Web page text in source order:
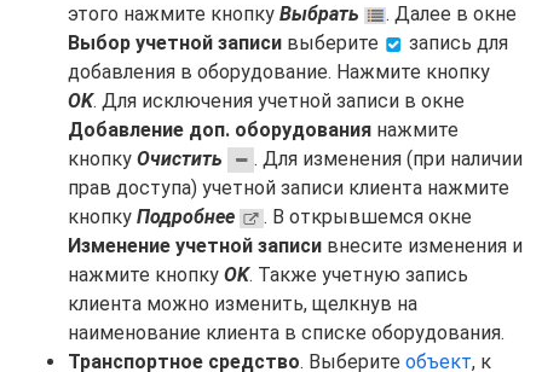
этого нажмите кнопку Выбрать
. Далее в окне
Выбор учетной записи выберите
запись для
добавления в оборудование. Нажмите кнопку
OK. Для исключения учетной записи в окне
Добавление доп. оборудования нажмите
кнопку Очистить
. Для изменения (при наличии
прав доступа) учетной записи клиента нажмите
кнопку Подробнее
. В открывшемся окне
Изменение учетной записи внесите изменения и
нажмите кнопку OK. Также учетную запись
клиента можно изменить, щелкнув на
наименование клиента в списке оборудования.
Транспортное средство. Выберите объект, к